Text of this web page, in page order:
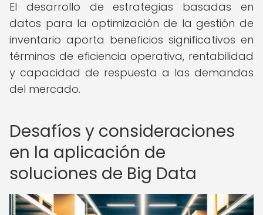
El desarrollo de estrategias basadas en
datos para la optimización de la gestión de
inventario aporta beneficios significativos en
términos de eficiencia operativa, rentabilidad
y capacidad de respuesta a las demandas
del mercado.
Desafíos y consideraciones
en la aplicación de
soluciones de Big Data